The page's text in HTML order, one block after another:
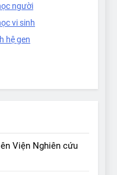
Viện Nghiên cứu
người
vi sinh
hệ gen